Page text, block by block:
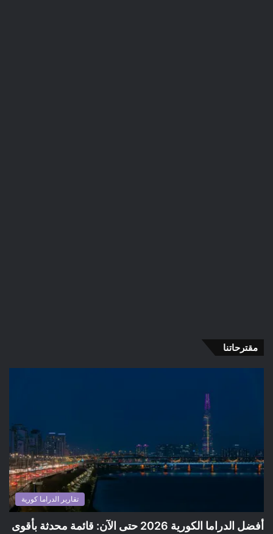
مقترحاتنا
تقارير الدراما كورية
أفضل الدراما الكورية 2026 حتى الآن: قائمة محدثة بأقوى